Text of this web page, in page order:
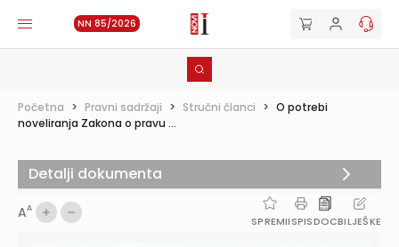
NN 85/2026
Početna > Pravni sadržaji > Stručni članci > O potrebi
noveliranja Zakona o pravu ...
AA
SPREMIISPISDOCBILJEŠKE
Detalji dokumenta